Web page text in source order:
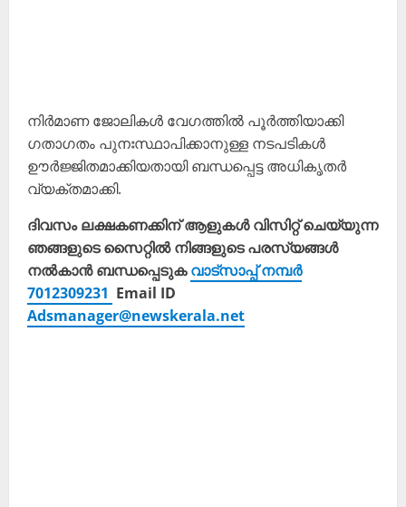
നിർമാണ ജോലികൾ വേഗത്തിൽ പൂർത്തിയാക്കി
ഗതാഗതം പുനഃസ്ഥാപിക്കാനുള്ള നടപടികൾ
ഊർജ്ജിതമാക്കിയതായി ബന്ധപ്പെട്ട അധികൃതർ
വ്യക്തമാക്കി.
ദിവസം ലക്ഷകണക്കിന് ആളുകൾ വിസിറ്റ് ചെയ്യുന്ന
ഞങ്ങളുടെ സൈറ്റിൽ നിങ്ങളുടെ പരസ്യങ്ങൾ
നൽകാൻ ബന്ധപ്പെടുകവാട്സാപ്പ് നമ്പർ
7012309231 Email ID
Adsmanager@newskerala.net